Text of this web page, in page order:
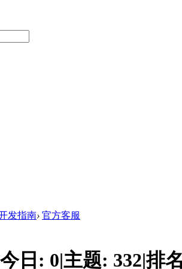
发指南› 官方客服
今日: 0|主题: 332|排